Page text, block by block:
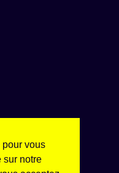
vous
sur notre